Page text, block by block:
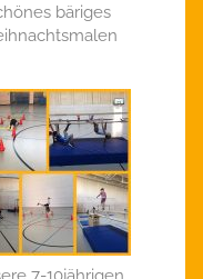
bäriges